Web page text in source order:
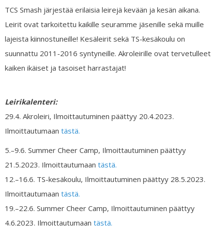
TCS Smash järjestää erilaisia leirejä kevään ja kesän aikana.
Leirit ovat tarkoitettu kaikille seuramme jäsenille sekä muille
lajeista kiinnostuneille! Kesäleirit sekä TS-kesäkoulu on
suunnattu 2011-2016 syntyneille. Akroleirille ovat tervetulleet
kaiken ikäiset ja tasoiset harrastajat!
Leirikalenteri:
29.4. Akroleiri, Ilmoittautuminen päättyy 20.4.2023.
Ilmoittautumaan tästä.
5.–9.6. Summer Cheer Camp, Ilmoittautuminen päättyy
21.5.2023. Ilmoittautumaan tästä.
12.–16.6. TS-kesäkoulu, Ilmoittautuminen päättyy 28.5.2023.
Ilmoittautumaan tästä.
19.–22.6. Summer Cheer Camp, Ilmoittautuminen päättyy
4.6.2023. Ilmoittautumaan tästä.